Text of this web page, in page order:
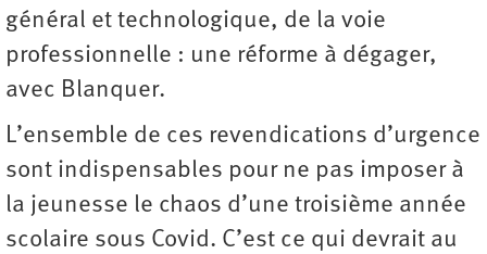
général et technologique, de la voie
professionnelle : une réforme à dégager,
avec Blanquer.
L’ensemble de ces revendications d’urgence
sont indispensables pour ne pas imposer à
la jeunesse le chaos d’une troisième année
scolaire sous Covid. C’est ce qui devrait au